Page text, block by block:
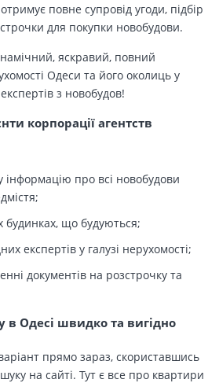
повне супровід угоди, підбір
для покупки новобудови.
яскравий, повний
Одеси та його околиць у
з новобудов!
корпорації агентств
інформацію про всі новобудови
будинках, що будуються;
експертів у галузі нерухомості;
документів на розстрочку та
в Одесі швидко та вигідно
прямо зараз, скориставшись
на сайті. Тут є все про квартири